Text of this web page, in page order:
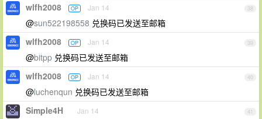
38
wlfh2008 OP Jan 14
@sun522198558 兑换码已发送至邮箱
39
wlfh2008 OP Jan 14
@bitpp 兑换码已发送至邮箱
40
wlfh2008 OP Jan 14
@luchenqun 兑换码已发送至邮箱
41
Simple4H Jan 14